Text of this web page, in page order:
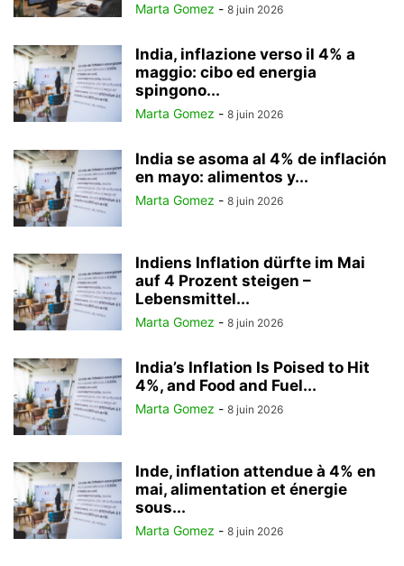
Marta Gomez - 8 juin 2026
India, inflazione verso il 4% a
maggio: cibo ed energia
spingono...
Marta Gomez - 8 juin 2026
India se asoma al 4% de inflación
en mayo: alimentos y...
Marta Gomez - 8 juin 2026
Indiens Inflation dürfte im Mai
auf 4 Prozent steigen –
Lebensmittel...
Marta Gomez - 8 juin 2026
India’s Inflation Is Poised to Hit
4%, and Food and Fuel...
Marta Gomez - 8 juin 2026
Inde, inflation attendue à 4% en
mai, alimentation et énergie
sous...
Marta Gomez - 8 juin 2026